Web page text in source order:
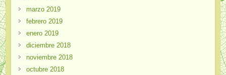
marzo 2019
febrero 2019
enero 2019
diciembre 2018
noviembre 2018
octubre 2018